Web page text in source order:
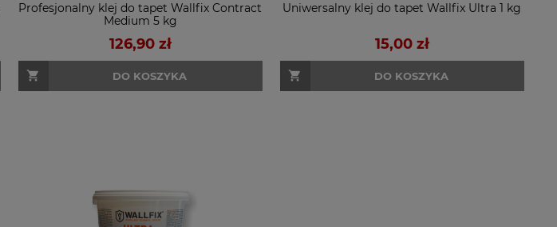
Profesjonalny klej do tapet Wallfix Contract
Medium 5 kg
126,90 zł
DO KOSZYKA
Uniwersalny klej do tapet Wallfix Ultra 1 kg
15,00 zł
DO KOSZYKA